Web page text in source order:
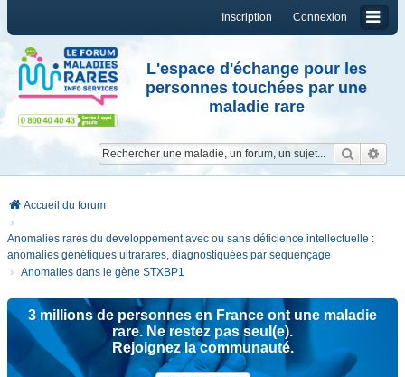
Connexion
Inscription
L'espace d'échange pour les
personnes touchées par une
maladie rare
Accueil du forum
Anomalies rares du developpement avec ou sans déficience intellectuelle :
anomalies génétiques ultrarares, diagnostiquées par séquençage
Anomalies dans le gène STXBP1
3 millions de personnes en France ont une maladie
rare. Ne restez pas seul(e).
Rejoignez la communauté.